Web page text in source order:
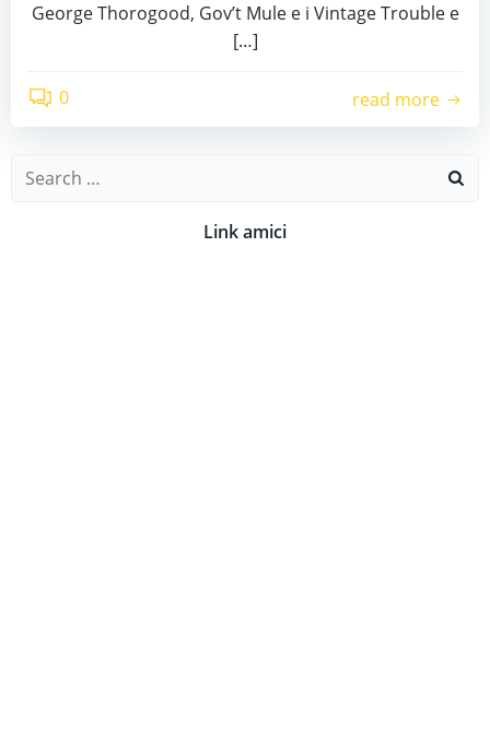
George Thorogood, Gov’t Mule e i Vintage Trouble e
[…]
0 read more
Search
Link amici